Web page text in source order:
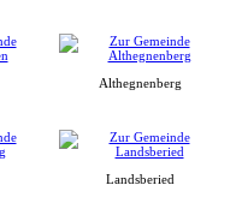
Althegnenberg
Landsberied